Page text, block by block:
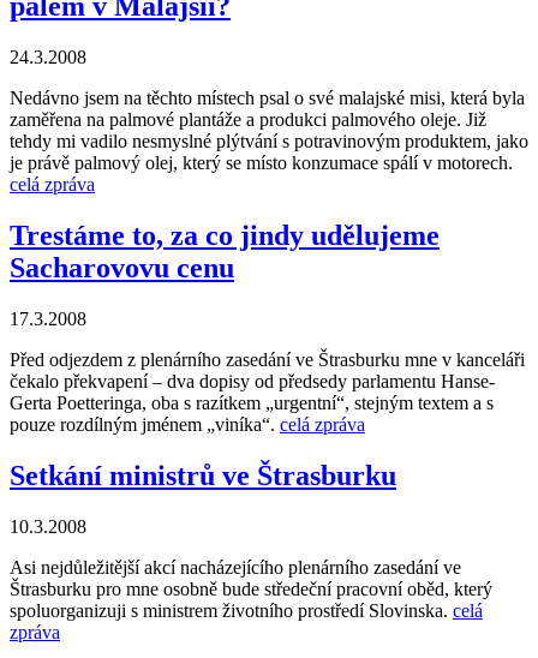
palem v Malajsii?
24.3.2008
Nedávno jsem na těchto místech psal o své malajské misi, která byla
zaměřena na palmové plantáže a produkci palmového oleje. Již
tehdy mi vadilo nesmyslné plýtvání s potravinovým produktem, jako
je právě palmový olej, který se místo konzumace spálí v motorech.
celá zpráva
Trestáme to, za co jindy udělujeme
Sacharovovu cenu
17.3.2008
Před odjezdem z plenárního zasedání ve Štrasburku mne v kanceláři
čekalo překvapení – dva dopisy od předsedy parlamentu Hanse-
Gerta Poetteringa, oba s razítkem „urgentní“, stejným textem a s
pouze rozdílným jménem „viníka“. celá zpráva
Setkání ministrů ve Štrasburku
10.3.2008
Asi nejdůležitější akcí nacházejícího plenárního zasedání ve
Štrasburku pro mne osobně bude středeční pracovní oběd, který
spoluorganizuji s ministrem životního prostředí Slovinska. celá
zpráva